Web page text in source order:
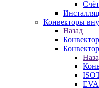
Конвекторы
Назад
EVA